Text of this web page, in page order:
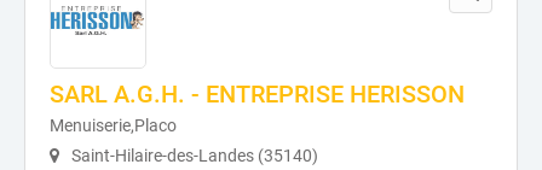
SARL A.G.H. - ENTREPRISE HERISSON
Menuiserie,Placo
Saint-Hilaire-des-Landes (35140)